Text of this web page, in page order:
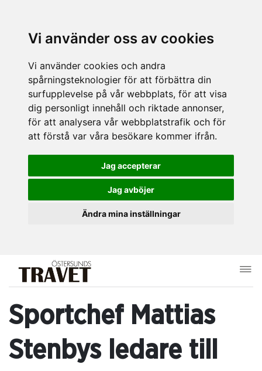
Vi använder oss av cookies
Vi använder cookies och andra
spårningsteknologier för att förbättra din
surfupplevelse på vår webbplats, för att visa
dig personligt innehåll och riktade annonser,
för att analysera vår webbplatstrafik och för
att förstå var våra besökare kommer ifrån.
Jag accepterar
Jag avböjer
Ändra mina inställningar
Sportchef Mattias
Stenbys ledare till